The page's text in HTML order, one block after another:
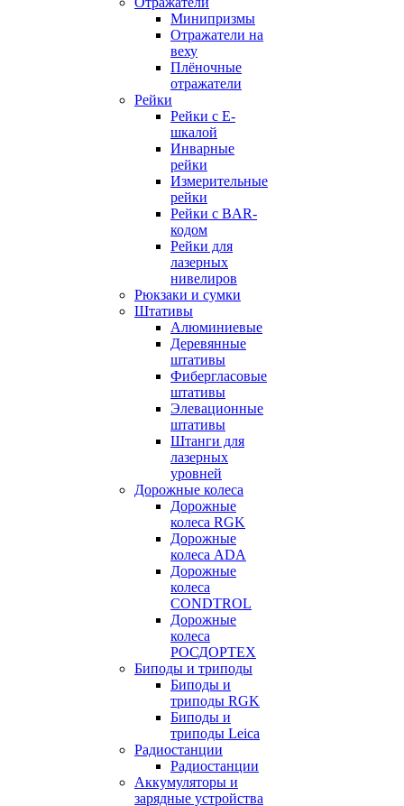
Минипризмы
Отражатели на
веху
Плёночные
отражатели
Рейки
Рейки с E-
шкалой
Инварные
рейки
Измерительные
рейки
Рейки с BAR-
кодом
Рейки для
лазерных
нивелиров
Рюкзаки и сумки
Штативы
Алюминиевые
Деревянные
штативы
Фибергласовые
штативы
Элевационные
штативы
Штанги для
лазерных
уровней
Дорожные колеса
Дорожные
колеса RGK
Дорожные
колеса ADA
Дорожные
колеса
CONDTROL
Дорожные
колеса
РОСДОРТЕХ
Биподы и триподы
Биподы и
триподы RGK
Биподы и
триподы Leica
Радиостанции
Радиостанции
Аккумуляторы и
зарядные устройства